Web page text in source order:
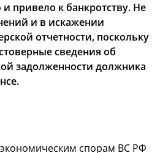
привело к банкротству. Не
и в искажении
отчетности, поскольку
сведения об
задолженности должника
спорам ВС РФ